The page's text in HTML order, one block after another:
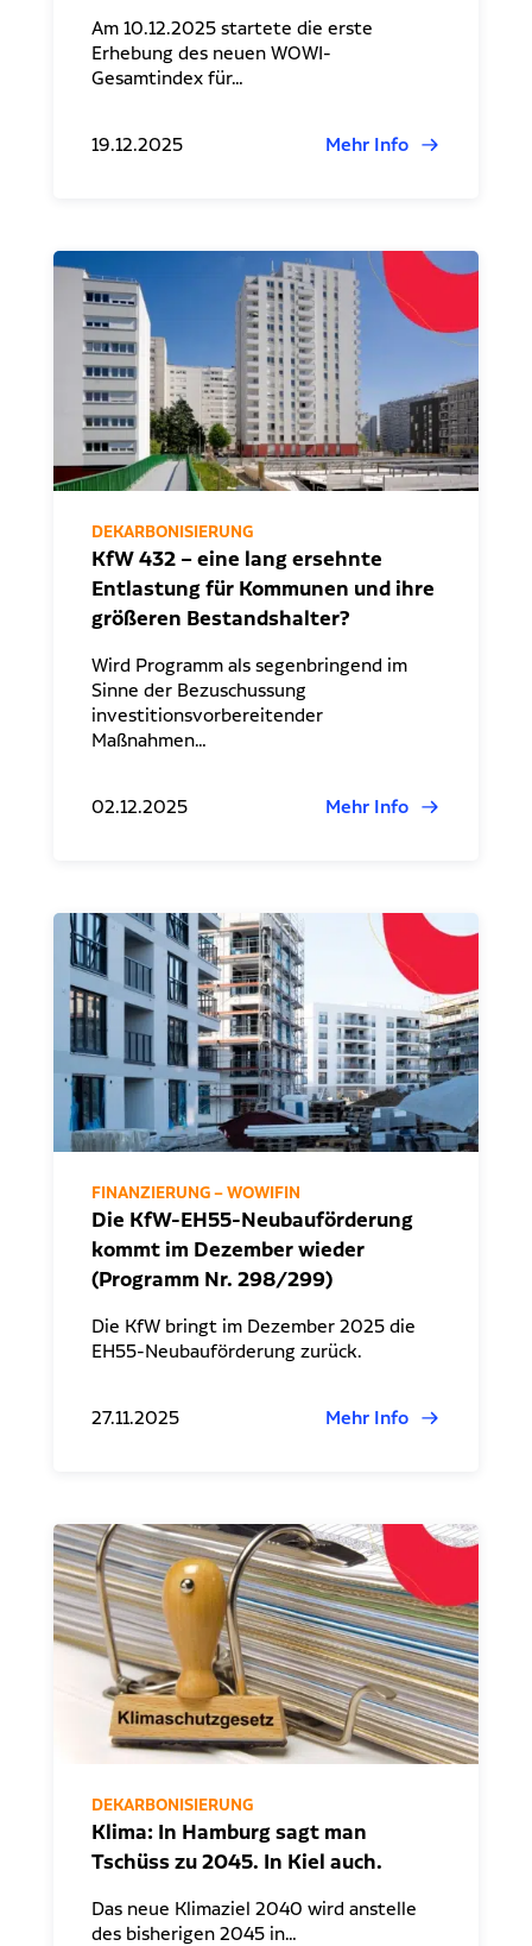
Am 10.12.2025 startete die erste
Erhebung des neuen WOWI-
Gesamtindex für…
19.12.2025 Mehr Info
DEKARBONISIERUNG
KfW 432 – eine lang ersehnte
Entlastung für Kommunen und ihre
größeren Bestandshalter?
Wird Programm als segenbringend im
Sinne der Bezuschussung
investitionsvorbereitender
Maßnahmen…
02.12.2025 Mehr Info
FINANZIERUNG – WOWIFIN
Die KfW-EH55-Neubauförderung
kommt im Dezember wieder
(Programm Nr. 298/299)
Die KfW bringt im Dezember 2025 die
EH55-Neubauförderung zurück.
27.11.2025 Mehr Info
DEKARBONISIERUNG
Klima: In Hamburg sagt man
Tschüss zu 2045. In Kiel auch.
Das neue Klimaziel 2040 wird anstelle
des bisherigen 2045 in…